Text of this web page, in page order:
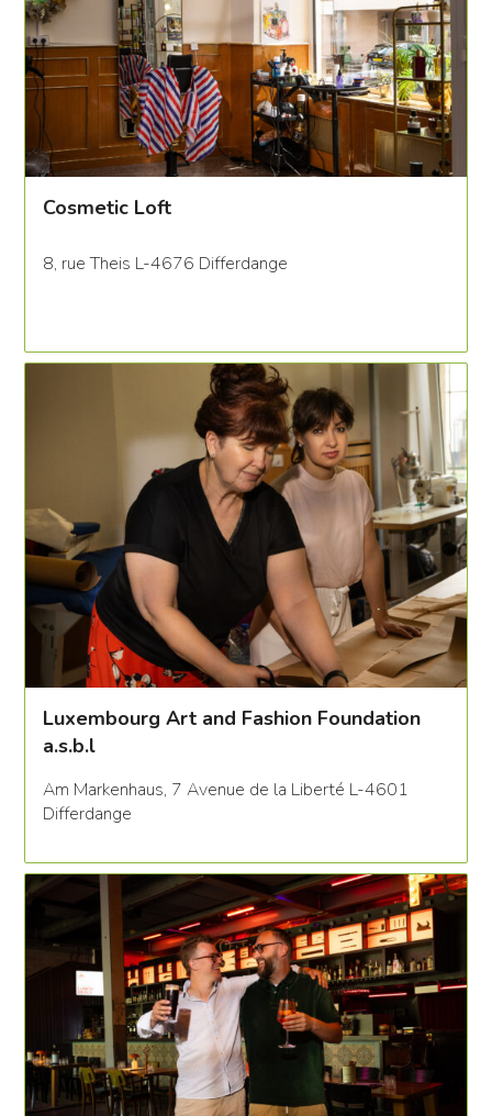
Cosmetic Loft
8, rue Theis L-4676 Differdange
Luxembourg Art and Fashion Foundation
a.s.b.l
Am Markenhaus, 7 Avenue de la Liberté L-4601
Differdange